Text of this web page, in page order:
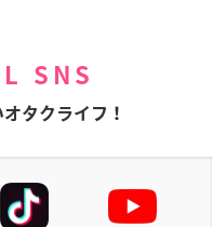
SNS
タクライフ！